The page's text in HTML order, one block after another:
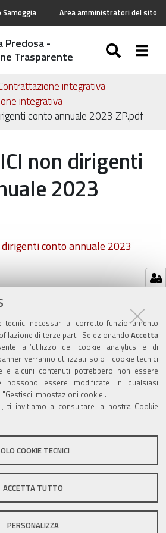
necessari al corretto funzionamento
di terze parti. Selezionando Accetta
all’utilizzo dei cookie analytics e di
verranno utilizzati solo i cookie tecnici
e alcuni contenuti potrebbero non essere
possono essere modificate in qualsiasi
impostazioni cookie".
ti invitiamo a consultare la nostra Cookie
COOKIE TECNICI
ACCETTA TUTTO
PERSONALIZZA
Samoggia Area amministratori del sito
Predosa -
Trasparente
integrativa
integrativa
conto annuale 2023 ZP.pdf
non dirigenti
2023
dirigenti conto annuale 2023
17/02/2025
Valuta questo sito
di Zola Predosa